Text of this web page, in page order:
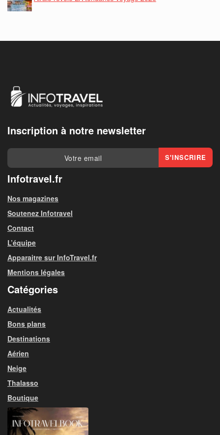
Inscription à notre newsletter
Infotravel.fr
Nos magazines
Soutenez Infotravel
Contact
L’équipe
Apparaitre sur InfoTravel.fr
Mentions légales
Catégories
Actualités
Bons plans
Destinations
Aérien
Neige
Thalasso
Boutique